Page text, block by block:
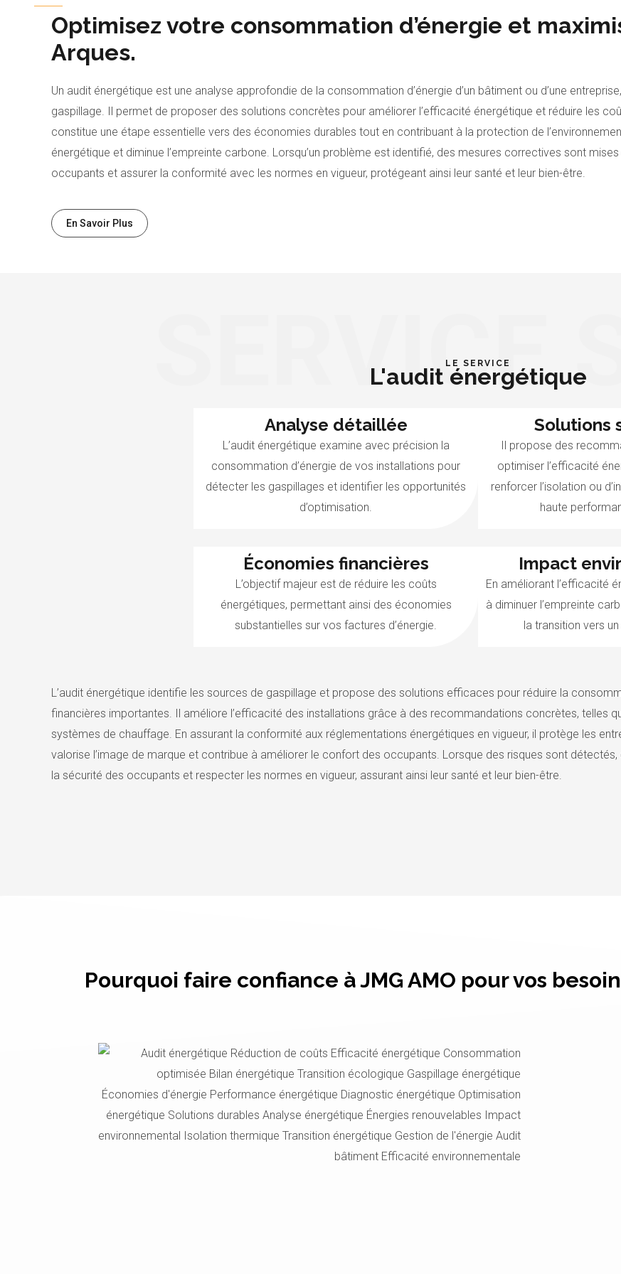
Optimisez votre consommation d’énergie et
Arques.
Un audit énergétique est une analyse approfondie de la consommation d’énergie d’un bâtiment ou d’une
gaspillage. Il permet de proposer des solutions concrètes pour améliorer l’efficacité énergétique et réduire les
constitue une étape essentielle vers des économies durables tout en contribuant à la protection de
énergétique et diminue l’empreinte carbone. Lorsqu’un problème est identifié, des mesures correctives sont
occupants et assurer la conformité avec les normes en vigueur, protégeant ainsi leur santé et leur bien-être.
En Savoir Plus
SERVICE
LE SERVICE
L'audit énergétique
Analyse détaillée
L’audit énergétique examine avec précision la
consommation d’énergie de vos installations pour
détecter les gaspillages et identifier les opportunités
d’optimisation.
Solutions
Il propose des
optimiser l’efficacité
renforcer l’isolation ou
haute
Économies financières
L’objectif majeur est de réduire les coûts
énergétiques, permettant ainsi des économies
substantielles sur vos factures d’énergie.
Impact
En améliorant l’efficacité
à diminuer l’empreinte
la transition vers
L’audit énergétique identifie les sources de gaspillage et propose des solutions efficaces pour réduire la
financières importantes. Il améliore l’efficacité des installations grâce à des recommandations concrètes, telles
systèmes de chauffage. En assurant la conformité aux réglementations énergétiques en vigueur, il protège les
valorise l’image de marque et contribue à améliorer le confort des occupants. Lorsque des risques sont
la sécurité des occupants et respecter les normes en vigueur, assurant ainsi leur santé et leur bien-être.
Pourquoi faire confiance à JMG AMO pour vos